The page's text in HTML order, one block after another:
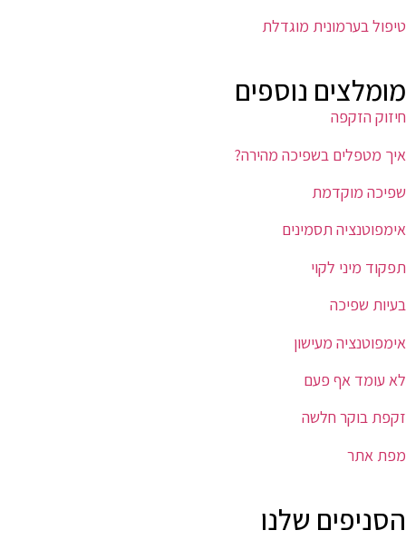
טיפול בערמונית מוגדלת
מומלצים נוספים
חיזוק הזקפה
איך מטפלים בשפיכה מהירה?
שפיכה מוקדמת
אימפוטנציה תסמינים
תפקוד מיני לקוי
בעיות שפיכה
אימפוטנציה מעישון
לא עומד אף פעם
זקפת בוקר חלשה
מפת אתר
הסניפים שלנו